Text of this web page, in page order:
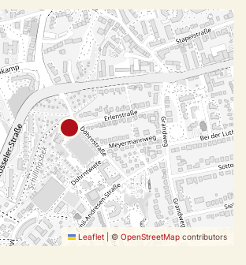
Leaflet © OpenStreetMap contributors